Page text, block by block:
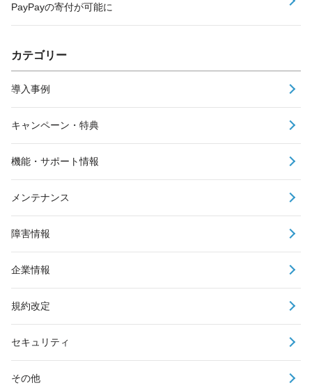
PayPayの寄付が可能に
カテゴリー
導入事例
キャンペーン・特典
機能・サポート情報
メンテナンス
障害情報
企業情報
規約改定
セキュリティ
その他